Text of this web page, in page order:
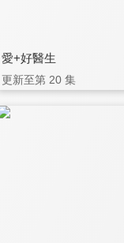
愛+好醫生
更新至第 20 集